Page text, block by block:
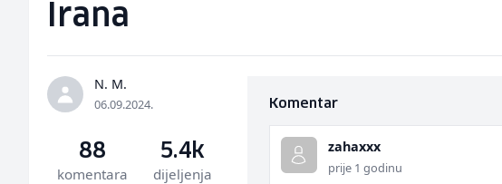
Irana
N. M.
06.09.2024.
88
komentara
5.4k
dijeljenja
Komentar
zahaxxx
prije 1 godinu